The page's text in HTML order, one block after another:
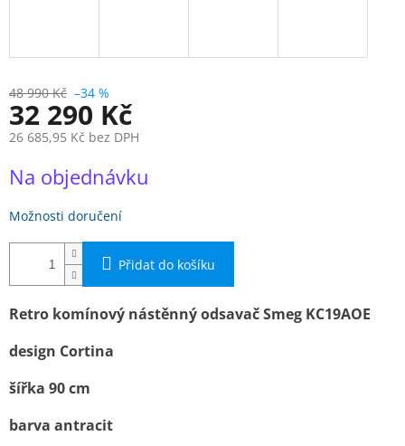
48 990 Kč –34 %
32 290 Kč
26 685,95 Kč bez DPH
cena:
Na objednávku
Možnosti doručení
Přidat do košíku
Retro komí­nový nástěnný odsavač Smeg KC19AOE
design Cortina
šířka 90 cm
barva antracit